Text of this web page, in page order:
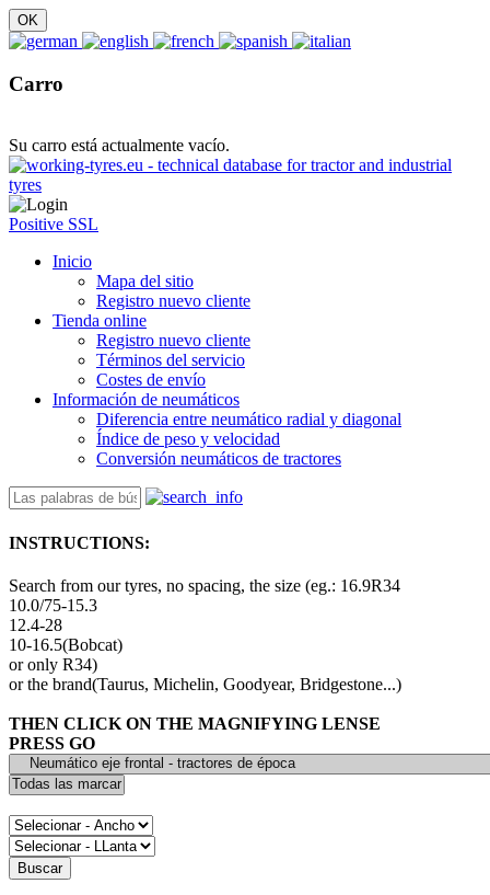
Carro
Su carro está actualmente vacío.
Positive SSL
Inicio
Mapa del sitio
Registro nuevo cliente
Tienda online
Registro nuevo cliente
Términos del servicio
Costes de envío
Información de neumáticos
Diferencia entre neumático radial y diagonal
Índice de peso y velocidad
Conversión neumáticos de tractores
INSTRUCTIONS:
Search from our tyres, no spacing, the size (eg.: 16.9R34
10.0/75-15.3
12.4-28
10-16.5(Bobcat)
or only R34)
or the brand(Taurus, Michelin, Goodyear, Bridgestone...)
THEN CLICK ON THE MAGNIFYING LENSE
PRESS GO